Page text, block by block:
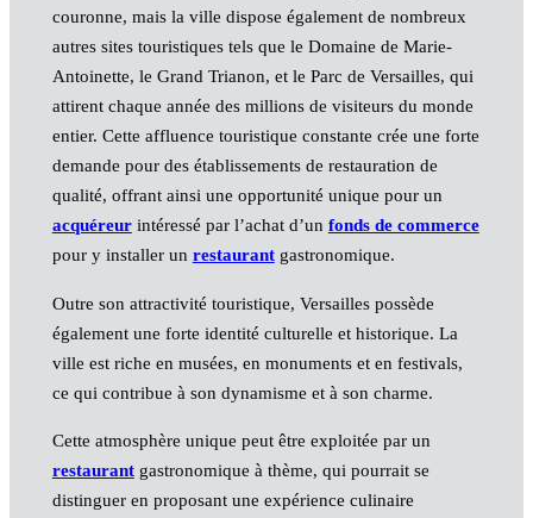
couronne, mais la ville dispose également de nombreux
autres sites touristiques tels que le Domaine de Marie-
Antoinette, le Grand Trianon, et le Parc de Versailles, qui
attirent chaque année des millions de visiteurs du monde
entier. Cette affluence touristique constante crée une forte
demande pour des établissements de restauration de
qualité, offrant ainsi une opportunité unique pour un
acquéreurintéressé par l’achat d’un fonds de commerce
pour y installer un restaurantgastronomique.
Outre son attractivité touristique, Versailles possède
également une forte identité culturelle et historique. La
ville est riche en musées, en monuments et en festivals,
ce qui contribue à son dynamisme et à son charme.
Cette atmosphère unique peut être exploitée par un
restaurantgastronomique à thème, qui pourrait se
distinguer en proposant une expérience culinaire